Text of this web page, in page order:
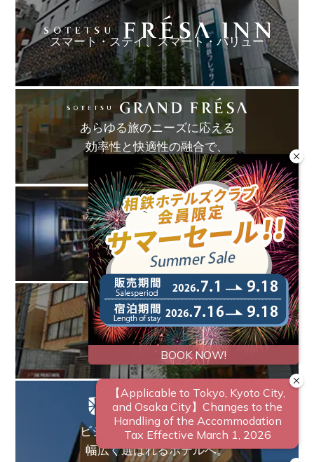
スマート・ステイ、スマート・バリュー
あらゆる旅のニーズに応える
効率性と快適性の融合で、
価値ある体験を
新しい旅のスタンダードを
創造する
お客様のための
多様な滞在オプション
ありそうでなかった、
ちょっと新しいカタチ。
ビジネスからレジャーまで、
幅広く選ばれるホテルへ。